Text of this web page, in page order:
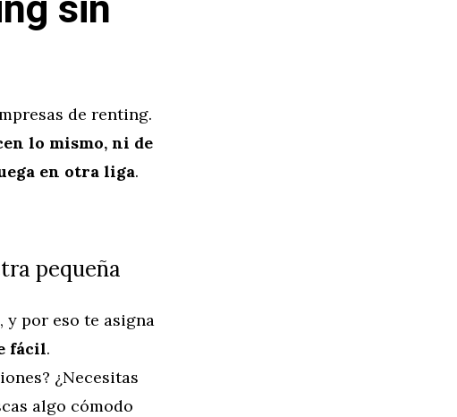
de renting.
lo mismo, ni de
en otra liga.
pequeña
y por eso te asigna
fácil.
¿Necesitas
algo cómodo